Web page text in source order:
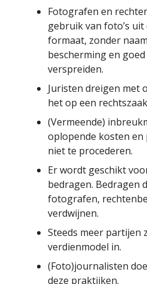
Fotografen en
gebruik van foto’s
formaat, zonder
bescherming en
verspreiden.
Juristen dreigen met
het op een
(Vermeende)
oplopende kosten
niet te procederen.
Er wordt geschikt
bedragen. Bedragen
fotografen,
verdwijnen.
Steeds meer partijen
verdienmodel in.
(Foto)journalisten
deze praktijken.